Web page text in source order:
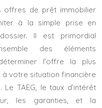
offres de prêt immobilier
à la simple prise en
Il est primordial
des éléments
l’offre la plus
votre situation financière
TAEG, le taux d’intérêt
les garanties, et la